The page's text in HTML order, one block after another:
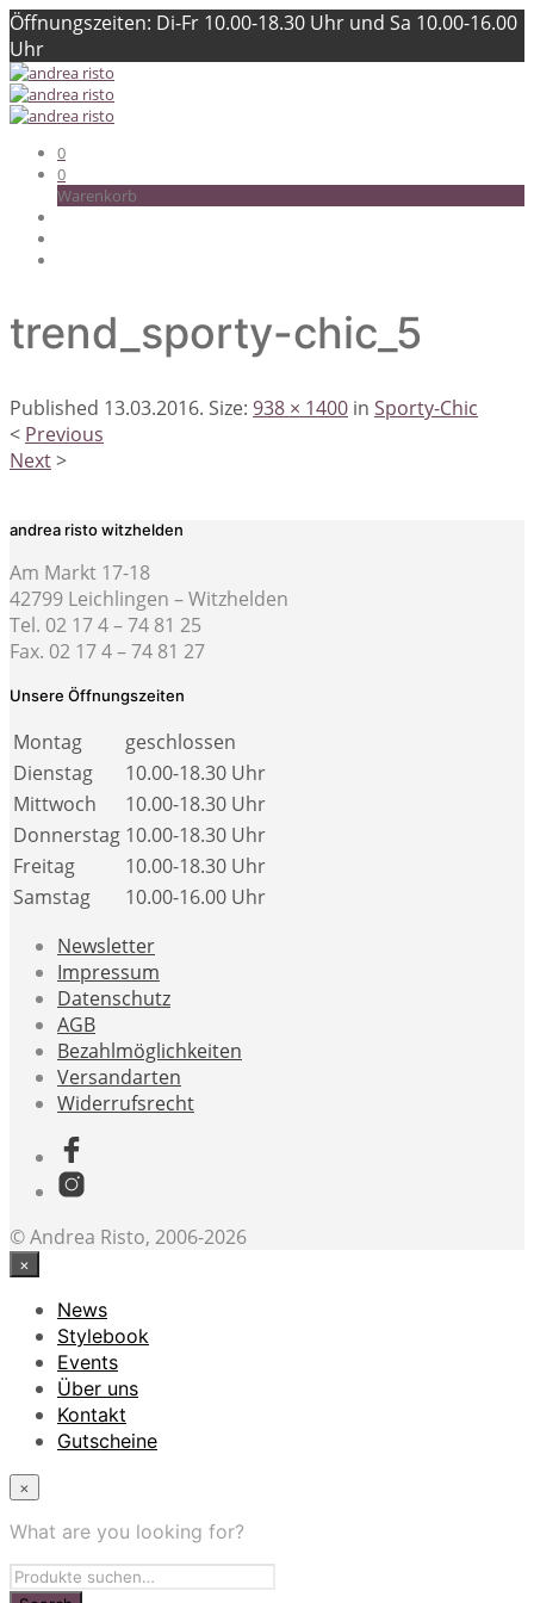
Öffnungszeiten: Di-Fr 10.00-18.30 Uhr und Sa 10.00-16.00
Uhr
0
0
Warenkorb
trend_sporty-chic_5
Published 13.03.2016. Size: 938 × 1400 in Sporty-Chic
< Previous
Next>
andrea risto witzhelden
Am Markt 17-18
42799 Leichlingen – Witzhelden
Tel. 02 17 4 – 74 81 25
Fax. 02 17 4 – 74 81 27
Unsere Öffnungszeiten
Montag
geschlossen
Dienstag
10.00-18.30 Uhr
Mittwoch
10.00-18.30 Uhr
Donnerstag 10.00-18.30 Uhr
Freitag
10.00-18.30 Uhr
Samstag
10.00-16.00 Uhr
Newsletter
Impressum
Datenschutz
AGB
Bezahlmöglichkeiten
Versandarten
Widerrufsrecht
© Andrea Risto, 2006-2026
×
News
Stylebook
Events
Über uns
Kontakt
Gutscheine
×
What are you looking for?